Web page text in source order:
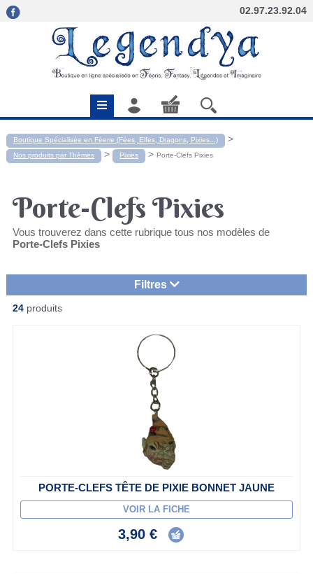
02.97.23.92.04
Boutique Spécialisée en Féerie (Fées, Elfes, Dragons, Pixies...) >
Nos produits par Thèmes > Pixies > Porte-Clefs Pixies
Porte-Clefs Pixies
Vous trouverez dans cette rubrique tous nos modèles de
Porte-Clefs Pixies
Filtres
24 produits
PORTE-CLEFS TÊTE DE PIXIE BONNET JAUNE
VOIR LA FICHE
3,90 €